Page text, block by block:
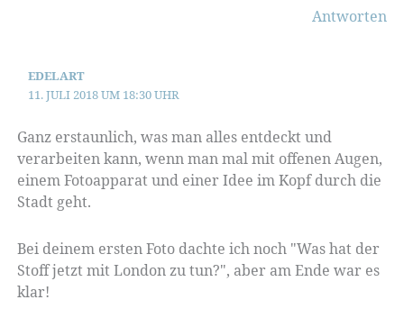
Antworten
EDELART
11. JULI 2018 UM 18:30 UHR
Ganz erstaunlich, was man alles entdeckt und
verarbeiten kann, wenn man mal mit offenen Augen,
einem Fotoapparat und einer Idee im Kopf durch die
Stadt geht.
Bei deinem ersten Foto dachte ich noch "Was hat der
Stoff jetzt mit London zu tun?", aber am Ende war es
klar!